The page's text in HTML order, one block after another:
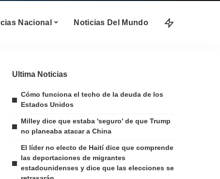
Nacional Noticias Del Mundo
Ultima Noticias
Cómo funciona el techo de la deuda de los
Estados Unidos
Milley dice que estaba 'seguro' de que Trump
no planeaba atacar a China
El líder no electo de Haití dice que comprende
las deportaciones de migrantes
estadounidenses y dice que las elecciones se